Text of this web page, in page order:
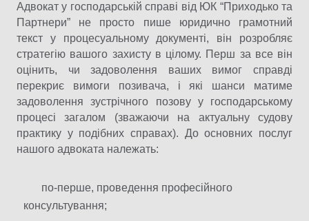
Адвокат у господарській справі від ЮК “Приходько та
Партнери” не просто пише юридично грамотний
текст у процесуальному документі, він розробляє
стратегію вашого захисту в цілому. Перш за все він
оцінить, чи задоволення ваших вимог справді
перекриє вимоги позивача, і які шанси матиме
задоволення зустрічного позову у господарському
процесі загалом (зважаючи на актуальну судову
практику у подібних справах). До основних послуг
нашого адвоката належать:
по-перше, проведення професійного
консультування;